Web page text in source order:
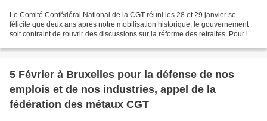
Le Comité Confédéral National de la CGT réuni les 28 et 29 janvier se
félicite que deux ans après notre mobilisation historique, le gouvernement
soit contraint de rouvrir des discussions sur la réforme des retraites. Pour la
5 Février à Bruxelles pour la défense de nos
emplois et de nos industries, appel de la
fédération des métaux CGT